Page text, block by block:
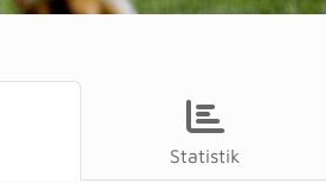
Statistik